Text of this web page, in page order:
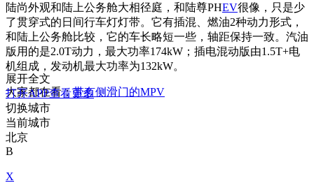
陆尚外观和陆上公务舱大相径庭，和陆尊PHEV很像，只是少
了贯穿式的日间行车灯灯带。它有插混、燃油2种动力形式，
和陆上公务舱比较，它的车长略短一些，轴距保持一致。汽油
版用的是2.0T动力，最大功率174kW；插电混动版由1.5T+电
机组成，发动机最大功率为132kW。
大家都在看：带有侧滑门的MPV
展开全文
打开APP查看更多
切换城市
当前城市
北京
B
X